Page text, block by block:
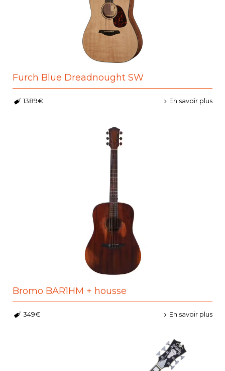
Furch Blue Dreadnought SW
1389€ En savoir plus
Bromo BAR1HM + housse
349€ En savoir plus